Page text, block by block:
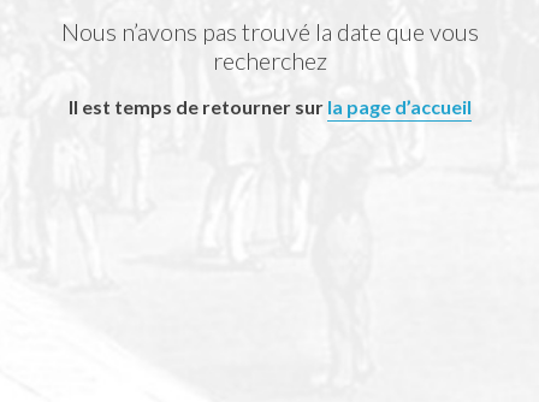
Nous n’avons pas trouvé la date que vous
recherchez
Il est temps de retourner sur la page d’accueil